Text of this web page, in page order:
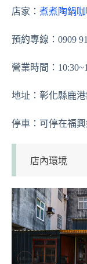
店家： 煮煮陶鍋
預約專線：0909
營業時間：
地址：彰化縣鹿
停車：可停在福
店內環境